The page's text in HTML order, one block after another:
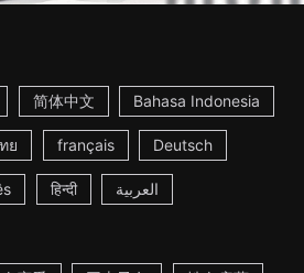
简体中文 Bahasa Indonesia
ย français Deutsch
हिन्दी العربية